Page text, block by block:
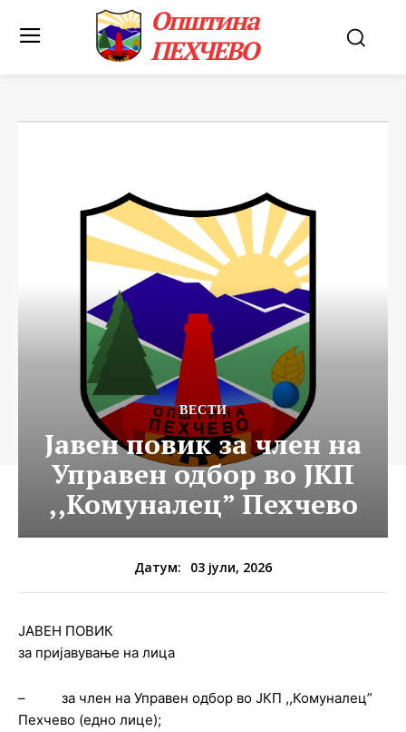
Општина
ПЕХЧЕВО
ВЕСТИ
Јавен повик за член на
Управен одбор во ЈКП
,,Комуналец” Пехчево
Датум: 03 јули, 2026
ЈАВЕН ПОВИК
за пријавување на лица
– за член на Управен одбор во ЈКП ,,Комуналец”
Пехчево (едно лицe);